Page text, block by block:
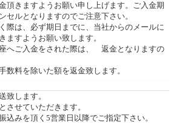
頂きますようお願い申し上げます。ご入金期
セルとなりますのでご注意下さい。
際は、必ず期日までに、当社からのメールに
ますようお願い致します。
へご入金をされた際は、 返金となりますの
数料を除いた額を返金致します。
致します。
させていただきます。
込みを頂く5営業日以降でご指定下さい。